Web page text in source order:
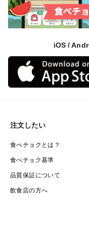
iOS /
注文したい
食べチョクとは？
食べチョク基準
品質保証について
飲食店の方へ